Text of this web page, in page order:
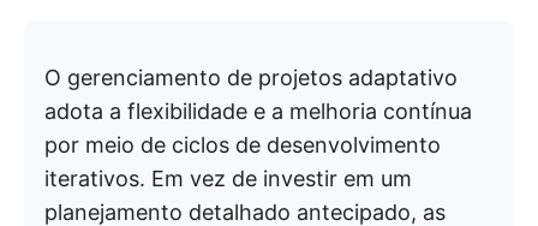
O gerenciamento de projetos adaptativo
adota a flexibilidade e a melhoria contínua
por meio de ciclos de desenvolvimento
iterativos. Em vez de investir em um
planejamento detalhado antecipado, as